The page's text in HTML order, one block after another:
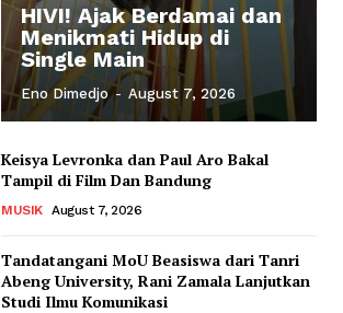
HIVI! Ajak Berdamai dan
Menikmati Hidup di
Single Main
Eno Dimedjo - August 7, 2026
Keisya Levronka dan Paul Aro Bakal
Tampil di Film Dan Bandung
MUSIK August 7, 2026
Tandatangani MoU Beasiswa dari Tanri
Abeng University, Rani Zamala Lanjutkan
Studi Ilmu Komunikasi